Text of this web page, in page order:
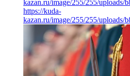
kazan.ru/image/255/255/uploads/
https://kuda-
kazan.ru/image/255/255/uploads/